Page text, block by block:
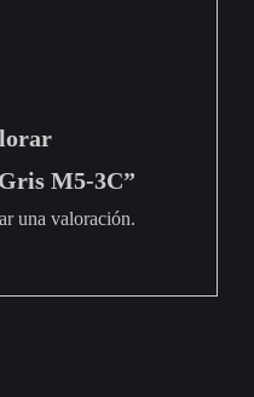
M5-3C”
una valoración.